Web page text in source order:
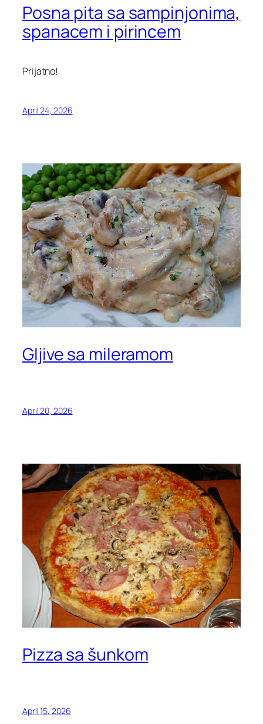
Posna pita sa sampinjonima,
spanacem i pirincem
Prijatno!
April 24, 2026
Gljive sa mileramom
April 20, 2026
Pizza sa šunkom
April 15, 2026